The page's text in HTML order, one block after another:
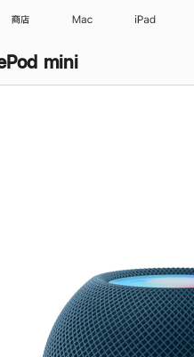
商店 Mac iPad
mini